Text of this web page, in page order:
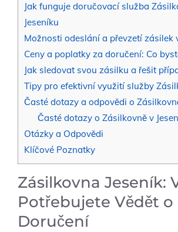
Jak funguje doručovací služba
Jeseníku
Možnosti odeslání a převzetí zásilek
Ceny a poplatky za doručení: Co
Jak sledovat svou zásilku a řešit
Tipy pro efektivní využití služby
Časté dotazy a odpovědi o
Časté​ dotazy o ⁢Zásilkovně v
Otázky a Odpovědi
Klíčové Poznatky
Zásilkovna Jeseník:
Potřebujete Vědět o
Doručení